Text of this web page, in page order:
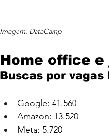
Imagem: DataCamp
Home office e
Buscas por vagas
Google: 41.560
Amazon: 13.520
Meta: 5.720